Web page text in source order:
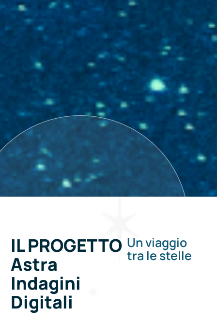
IL PROGETTO
Astra
Indagini
Digitali
Un viaggio
tra le stelle